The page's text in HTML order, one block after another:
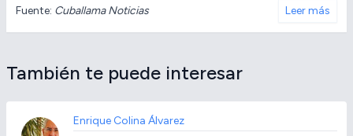
Fuente: Cuballama Noticias Leer más
También te puede interesar
Enrique Colina Álvarez